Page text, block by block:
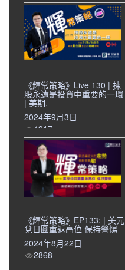
《輝常策略》Live 130 | 揀
股永遠是投資中重要的一環
| 美期,
2024年9月3日
4317
《輝常策略》EP133: | 美元
兌日圓重返高位 保持警惕
2024年8月22日
2868